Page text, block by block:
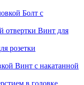
Болт с
Винт для
розетки
Винт с накатанной
в головке